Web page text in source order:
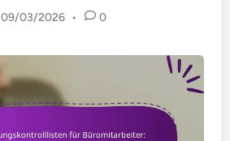
09/03/2026 • 0